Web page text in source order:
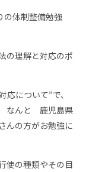
の体制整備勉強
の理解と対応のポ
について”で、
なんと 鹿児島県
んの方がお勉強に
使の種類やその目